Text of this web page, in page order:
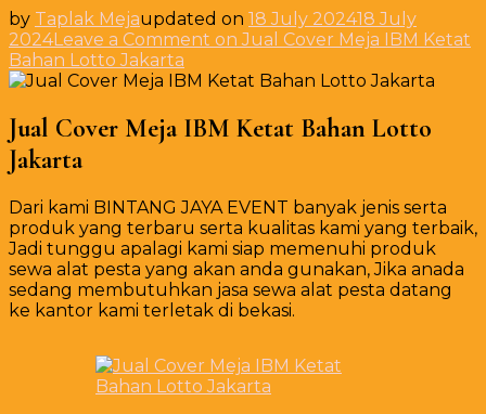
by Taplak Mejaupdated on 18 July 202418 July
2024Leave a Comment on Jual Cover Meja IBM Ketat
Bahan Lotto Jakarta
Jual Cover Meja IBM Ketat Bahan Lotto
Jakarta
Dari kami BINTANG JAYA EVENT banyak jenis serta
produk yang terbaru serta kualitas kami yang terbaik,
Jadi tunggu apalagi kami siap memenuhi produk
sewa alat pesta yang akan anda gunakan, Jika anada
sedang membutuhkan jasa sewa alat pesta datang
ke kantor kami terletak di bekasi.